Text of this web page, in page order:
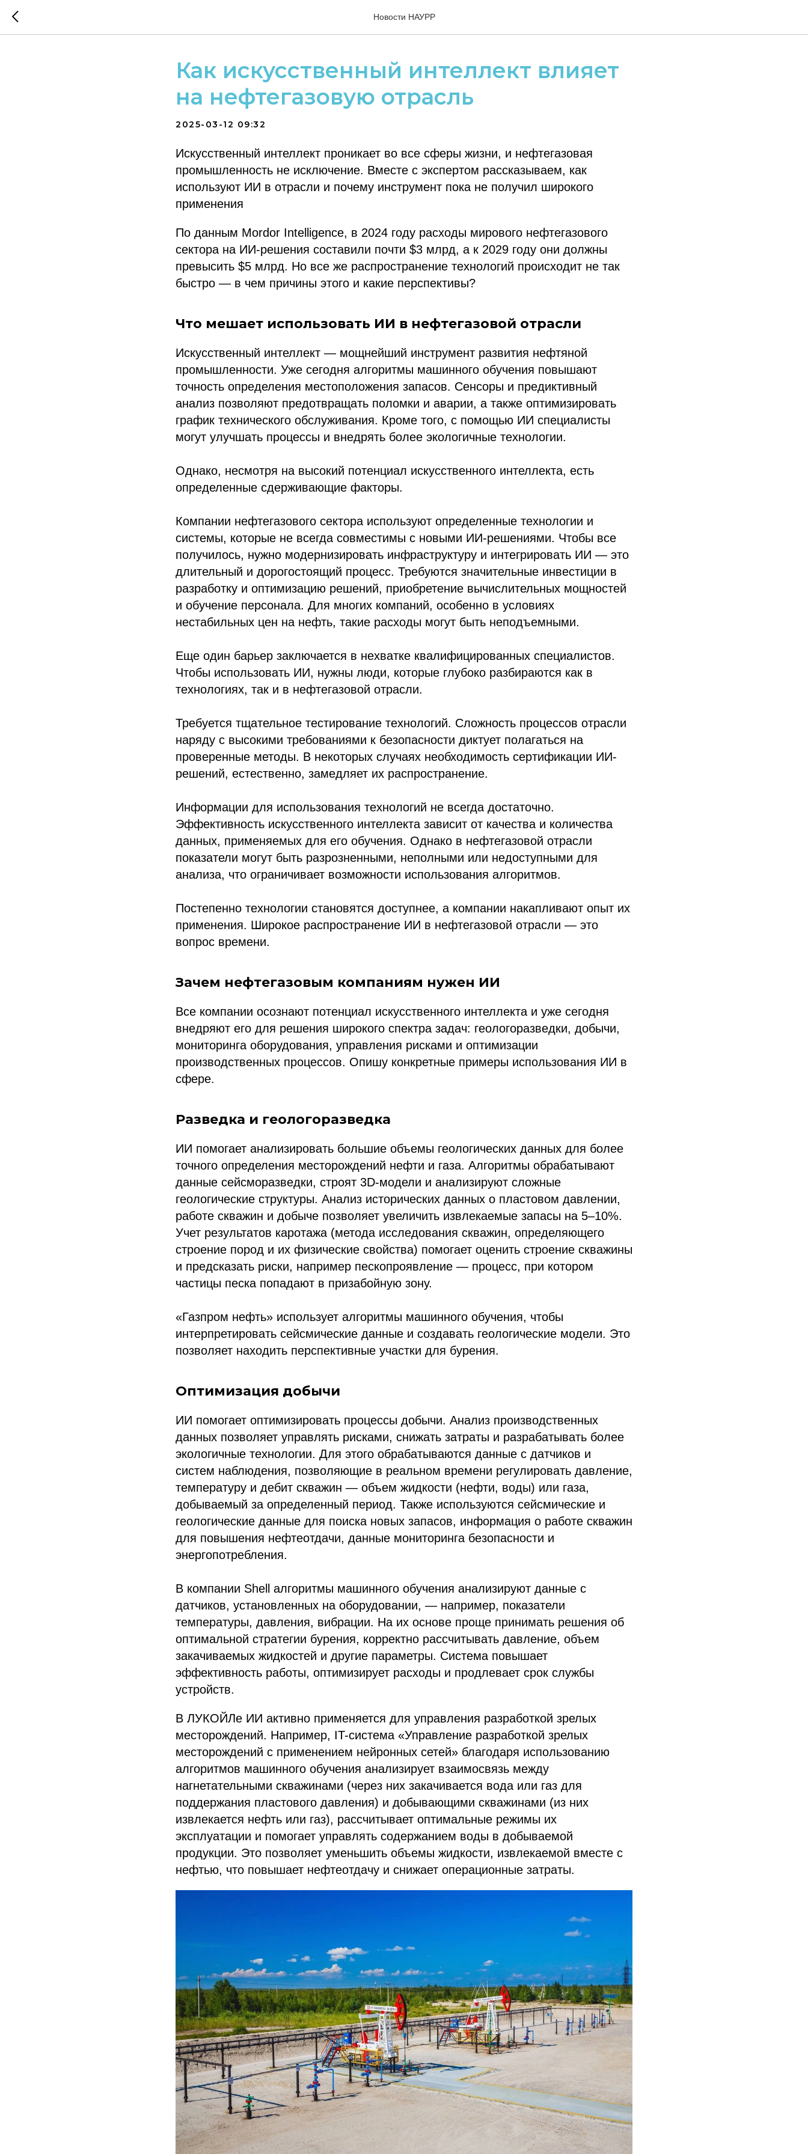
Новости НАУРР
Как искусственный интеллект влияет
на нефтегазовую отрасль
2025-03-12 09:32
Искусственный интеллект проникает во все сферы жизни, и нефтегазовая
промышленность не исключение. Вместе с экспертом рассказываем, как
используют ИИ в отрасли и почему инструмент пока не получил широкого
применения
По данным Mordor Intelligence, в 2024 году расходы мирового нефтегазового
сектора на ИИ-решения составили почти $3 млрд, а к 2029 году они должны
превысить $5 млрд. Но все же распространение технологий происходит не так
быстро — в чем причины этого и какие перспективы?
Что мешает использовать ИИ в нефтегазовой отрасли
Искусственный интеллект — мощнейший инструмент развития нефтяной
промышленности. Уже сегодня алгоритмы машинного обучения повышают
точность определения местоположения запасов. Сенсоры и предиктивный
анализ позволяют предотвращать поломки и аварии, а также оптимизировать
график технического обслуживания. Кроме того, с помощью ИИ специалисты
могут улучшать процессы и внедрять более экологичные технологии.
Однако, несмотря на высокий потенциал искусственного интеллекта, есть
определенные сдерживающие факторы.
Компании нефтегазового сектора используют определенные технологии и
системы, которые не всегда совместимы с новыми ИИ-решениями. Чтобы все
получилось, нужно модернизировать инфраструктуру и интегрировать ИИ — это
длительный и дорогостоящий процесс. Требуются значительные инвестиции в
разработку и оптимизацию решений, приобретение вычислительных мощностей
и обучение персонала. Для многих компаний, особенно в условиях
нестабильных цен на нефть, такие расходы могут быть неподъемными.
Еще один барьер заключается в нехватке квалифицированных специалистов.
Чтобы использовать ИИ, нужны люди, которые глубоко разбираются как в
технологиях, так и в нефтегазовой отрасли.
Требуется тщательное тестирование технологий. Сложность процессов отрасли
наряду с высокими требованиями к безопасности диктует полагаться на
проверенные методы. В некоторых случаях необходимость сертификации ИИ-
решений, естественно, замедляет их распространение.
Информации для использования технологий не всегда достаточно.
Эффективность искусственного интеллекта зависит от качества и количества
данных, применяемых для его обучения. Однако в нефтегазовой отрасли
показатели могут быть разрозненными, неполными или недоступными для
анализа, что ограничивает возможности использования алгоритмов.
Постепенно технологии становятся доступнее, а компании накапливают опыт их
применения. Широкое распространение ИИ в нефтегазовой отрасли — это
вопрос времени.
Зачем нефтегазовым компаниям нужен ИИ
Все компании осознают потенциал искусственного интеллекта и уже сегодня
внедряют его для решения широкого спектра задач: геологоразведки, добычи,
мониторинга оборудования, управления рисками и оптимизации
производственных процессов. Опишу конкретные примеры использования ИИ в
сфере.
Разведка и геологоразведка
ИИ помогает анализировать большие объемы геологических данных для более
точного определения месторождений нефти и газа. Алгоритмы обрабатывают
данные сейсморазведки, строят 3D-модели и анализируют сложные
геологические структуры. Анализ исторических данных о пластовом давлении,
работе скважин и добыче позволяет увеличить извлекаемые запасы на 5–10%.
Учет результатов каротажа (метода исследования скважин, определяющего
строение пород и их физические свойства) помогает оценить строение скважины
и предсказать риски, например пескопроявление — процесс, при котором
частицы песка попадают в призабойную зону.
«Газпром нефть» использует алгоритмы машинного обучения, чтобы
интерпретировать сейсмические данные и создавать геологические модели. Это
позволяет находить перспективные участки для бурения.
Оптимизация добычи
ИИ помогает оптимизировать процессы добычи. Анализ производственных
данных позволяет управлять рисками, снижать затраты и разрабатывать более
экологичные технологии. Для этого обрабатываются данные с датчиков и
систем наблюдения, позволяющие в реальном времени регулировать давление,
температуру и дебит скважин — объем жидкости (нефти, воды) или газа,
добываемый за определенный период. Также используются сейсмические и
геологические данные для поиска новых запасов, информация о работе скважин
для повышения нефтеотдачи, данные мониторинга безопасности и
энергопотребления.
В компании Shell алгоритмы машинного обучения анализируют данные с
датчиков, установленных на оборудовании, — например, показатели
температуры, давления, вибрации. На их основе проще принимать решения об
оптимальной стратегии бурения, корректно рассчитывать давление, объем
закачиваемых жидкостей и другие параметры. Система повышает
эффективность работы, оптимизирует расходы и продлевает срок службы
устройств.
В ЛУКОЙЛе ИИ активно применяется для управления разработкой зрелых
месторождений. Например, IT-система «Управление разработкой зрелых
месторождений с применением нейронных сетей» благодаря использованию
алгоритмов машинного обучения анализирует взаимосвязь между
нагнетательными скважинами (через них закачивается вода или газ для
поддержания пластового давления) и добывающими скважинами (из них
извлекается нефть или газ), рассчитывает оптимальные режимы их
эксплуатации и помогает управлять содержанием воды в добываемой
продукции. Это позволяет уменьшить объемы жидкости, извлекаемой вместе с
нефтью, что повышает нефтеотдачу и снижает операционные затраты.